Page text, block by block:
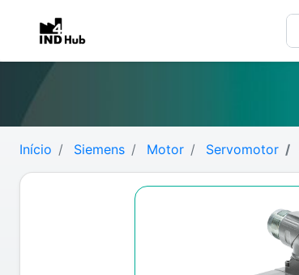
Início Siemens Motor Servomotor